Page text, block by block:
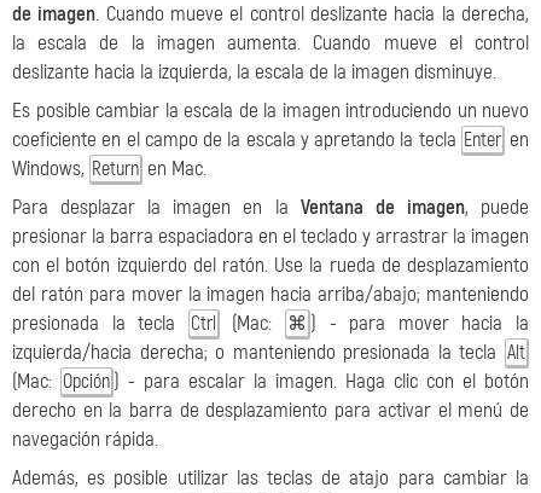
de imagen. Cuando mueve el control deslizante hacia la derecha,
la escala de la imagen aumenta. Cuando mueve el control
deslizante hacia la izquierda, la escala de la imagen disminuye.
Es posible cambiar la escala de la imagen introduciendo un nuevo
coeficiente en el campo de la escala y apretando la tecla Enter en
Windows, Return en Mac.
Para desplazar la imagen en la Ventana de imagen, puede
presionar la barra espaciadora en el teclado y arrastrar la imagen
con el botón izquierdo del ratón. Use la rueda de desplazamiento
del ratón para mover la imagen hacia arriba/abajo; manteniendo
presionada la tecla
Ctrl (Mac: ⌘ ) - para mover hacia la
izquierda/hacia derecha; o manteniendo presionada la tecla Alt
(Mac: Opción ) - para escalar la imagen. Haga clic con el botón
derecho en la barra de desplazamiento para activar el menú de
navegación rápida.
Además, es posible utilizar las teclas de atajo para cambiar la